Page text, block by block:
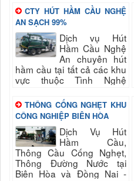
chất lượng hài long quý...
CTY HÚT HẦM CẦU NGHỆ
AN SẠCH 99%
Dịch vụ Hút
Hầm Cầu Nghệ
An chuyên hút
hầm cầu tại tất cả các khu
vực thuộc Tình Nghệ
Thông tắc cống ở Nghệ An
với nhiều năm...
THÔNG CỐNG NGHẸT KHU
CÔNG NGHIỆP BIÊN HÒA
Dịch Vụ Hút
Hầm Cầu,
Thông Cầu Cống Nghẹt,
Thông Đường Nước tại
Biên Hòa và Đồng Nai -